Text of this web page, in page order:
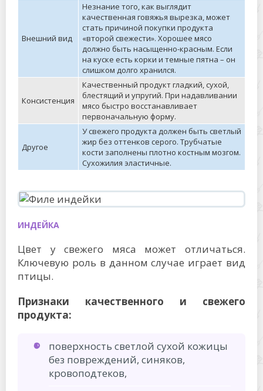
Внешний вид
Незнание того, как выглядит
качественная говяжья вырезка, может
стать причиной покупки продукта
«второй свежести». Хорошее мясо
должно быть насыщенно-красным. Если
на куске есть корки и темные пятна – он
слишком долго хранился.
Консистенция
Качественный продукт гладкий, сухой,
блестящий и упругий. При надавливании
мясо быстро восстанавливает
первоначальную форму.
Другое
У свежего продукта должен быть светлый
жир без оттенков серого. Трубчатые
кости заполнены плотно костным мозгом.
Сухожилия эластичные.
ИНДЕЙКА
Цвет у свежего мяса может отличаться.
Ключевую роль в данном случае играет вид
птицы.
Признаки качественного и свежего
продукта:
поверхность светлой сухой кожицы
без повреждений, синяков,
кровоподтеков,